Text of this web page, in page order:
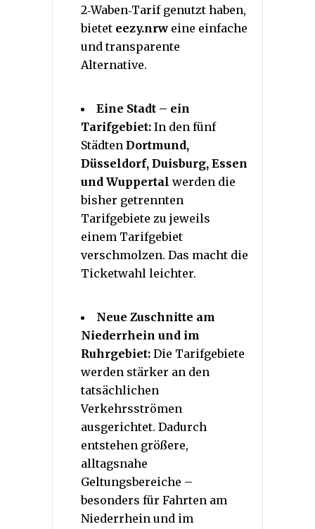
2‑Waben‑Tarif genutzt haben,
bietet eezy.nrw eine einfache
und transparente
Alternative.
Eine Stadt – ein
Tarifgebiet: In den fünf
Städten Dortmund,
Düsseldorf, Duisburg, Essen
und Wuppertal werden die
bisher getrennten
Tarifgebiete zu jeweils
einem Tarifgebiet
verschmolzen. Das macht die
Ticketwahl leichter.
Neue Zuschnitte am
Niederrhein und im
Ruhrgebiet: Die Tarifgebiete
werden stärker an den
tatsächlichen
Verkehrsströmen
ausgerichtet. Dadurch
entstehen größere,
alltagsnahe
Geltungsbereiche –
besonders für Fahrten am
Niederrhein und im